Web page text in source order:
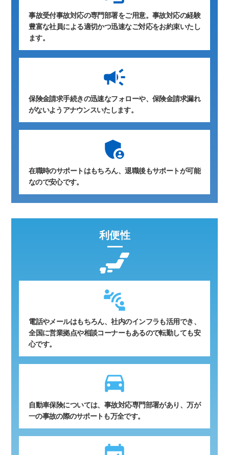
事故受付事故対応の専門部署をご用意。事故対応の経験
豊富な社員による適切かつ迅速なご対応をお約束いたし
ます。
保険金請求手続きの迅速なフォローや、保険金請求漏れ
がないようアナウンスいたします。
在職時のサポートはもちろん、退職後もサポートが可能
なので安心です。
利便性
電話やメールはもちろん、社内のインフラも活用でき、
全国に営業拠点や相談コーナーもあるので転勤しても安
心です。
time_to_leave
自動車保険については、事故対応専門部署があり、万が
一の事故の際のサポートも万全です。